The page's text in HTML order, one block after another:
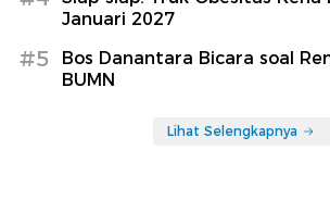
Januari 2027
#5
Bos Danantara Bicara soal
BUMN
Lihat Selengkapnya